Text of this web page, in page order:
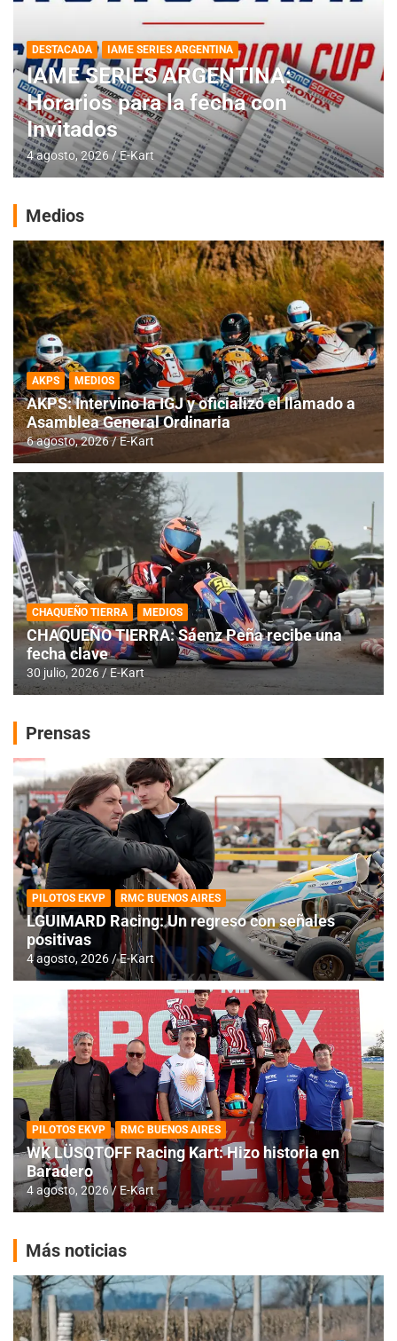
DESTACADA IAME SERIES ARGENTINA
IAME SERIES ARGENTINA:
Horarios para la fecha con
Invitados
4 agosto, 2026 E-Kart
Medios
AKPS MEDIOS
AKPS: Intervino la IGJ y oficializó el llamado a
Asamblea General Ordinaria
6 agosto, 2026 E-Kart
CHAQUEÑO TIERRA MEDIOS
CHAQUEÑO TIERRA: Sáenz Peña recibe una
fecha clave
30 julio, 2026 E-Kart
Prensas
PILOTOS EKVP RMC BUENOS AIRES
LGUIMARD Racing: Un regreso con señales
positivas
4 agosto, 2026 E-Kart
PILOTOS EKVP RMC BUENOS AIRES
WK LÜSQTOFF Racing Kart: Hizo historia en
Baradero
4 agosto, 2026 E-Kart
Más noticias